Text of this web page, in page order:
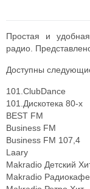
Простая и
радио.
Доступны
101.ClubDance
101.Дискотека 80-х
BEST FM
Business FM
Business FM 107,4
Laary
Makradio Детский
Makradio Радиокафе